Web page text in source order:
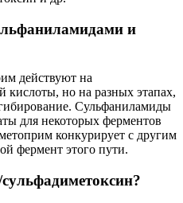
и
действуют на
кислоты, но на разных этапах,
Сульфаниламиды
для некоторых ферментов
конкурирует с другим
фермент этого пути.